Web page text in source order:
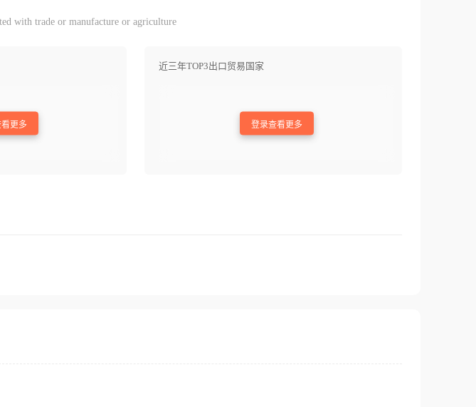
with trade or manufacture or agriculture
更多
近三年TOP3出口贸易国家
登录查看更多